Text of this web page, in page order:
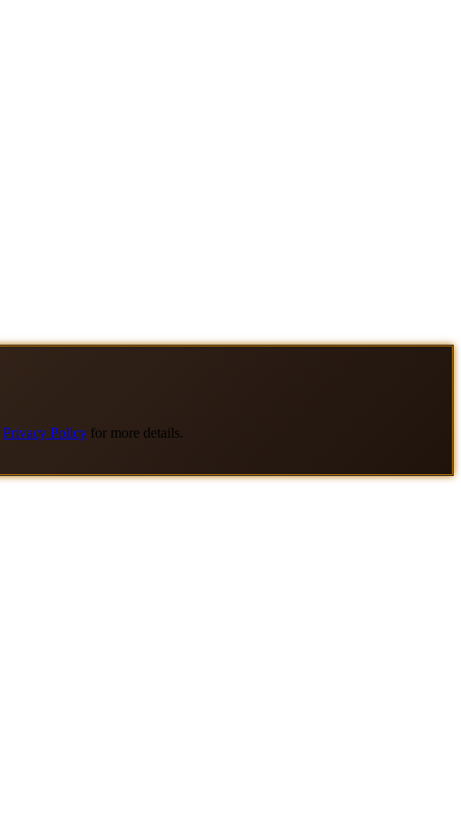
Privacy Policy for more details.